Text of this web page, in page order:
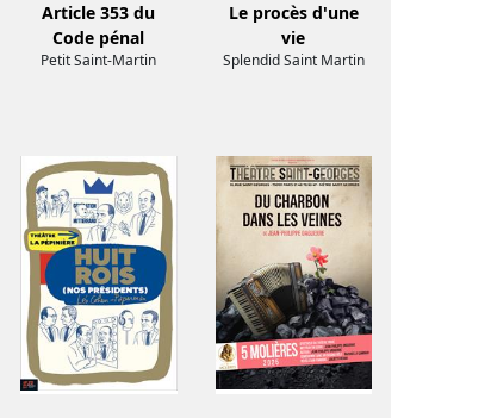
Article 353 du
Code pénal
Petit Saint-Martin
Le procès d'une
vie
Splendid Saint Martin